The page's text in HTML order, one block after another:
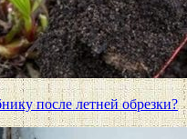
после летней обрезки?